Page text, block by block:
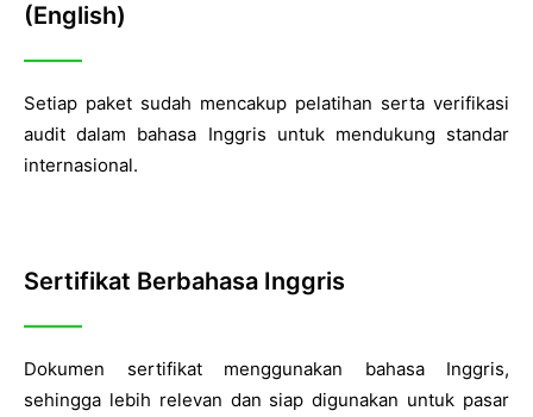
(English)
Setiap paket sudah mencakup pelatihan serta verifikasi
audit dalam bahasa Inggris untuk mendukung standar
internasional.
Sertifikat Berbahasa Inggris
Dokumen sertifikat menggunakan bahasa Inggris,
sehingga lebih relevan dan siap digunakan untuk pasar